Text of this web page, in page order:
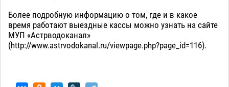
Более подробную информацию о том, где и в какое
время работают выездные кассы можно узнать на сайте
МУП «Астрводоканал»
(http://www.astrvodokanal.ru/viewpage.php?page_id=116).